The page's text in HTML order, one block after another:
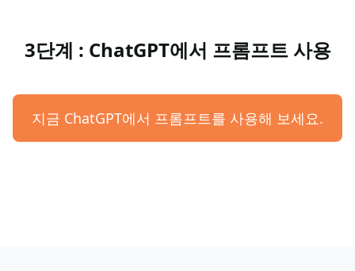
3단계 : ChatGPT에서 프롬프트 사용
지금 ChatGPT에서 프롬프트를 사용해 보세요.